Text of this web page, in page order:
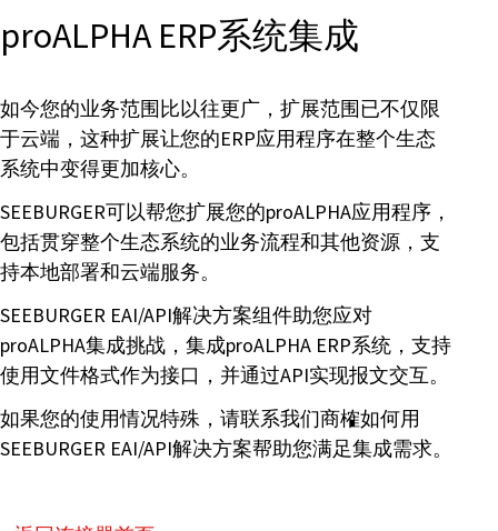
proALPHA ERP系统集成
如今您的业务范围比以往更广，扩展范围已不仅限
于云端，这种扩展让您的ERP应用程序在整个生态
系统中变得更加核心。
SEEBURGER可以帮您扩展您的proALPHA应用程序，
包括贯穿整个生态系统的业务流程和其他资源，支
持本地部署和云端服务。
SEEBURGER EAI/API解决方案组件助您应对
proALPHA集成挑战，集成proALPHA ERP系统，支持
使用文件格式作为接口，并通过API实现报文交互。
如果您的使用情况特殊，请联系我们商榷如何用
SEEBURGER EAI/API解决方案帮助您满足集成需求。